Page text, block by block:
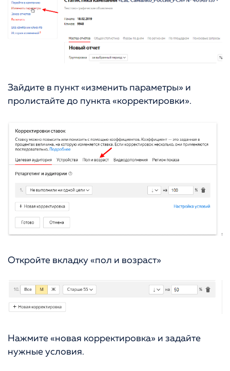
Зайдите в пункт «изменить параметры» и
пролистайте до пункта «корректировки».
Откройте вкладку «пол и возраст»
Нажмите «новая корректировка» и задайте
нужные условия.